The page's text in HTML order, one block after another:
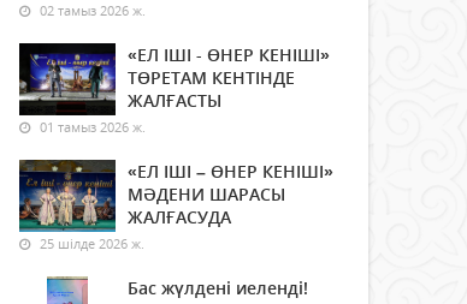
02 тамыз 2026 ж.
«ЕЛ ІШІ - ӨНЕР КЕНІШІ»
ТӨРЕТАМ КЕНТІНДЕ
ЖАЛҒАСТЫ
01 тамыз 2026 ж.
«ЕЛ ІШІ – ӨНЕР КЕНІШІ»
МӘДЕНИ ШАРАСЫ
ЖАЛҒАСУДА
25 шілде 2026 ж.
Бас жүлдені иеленді!